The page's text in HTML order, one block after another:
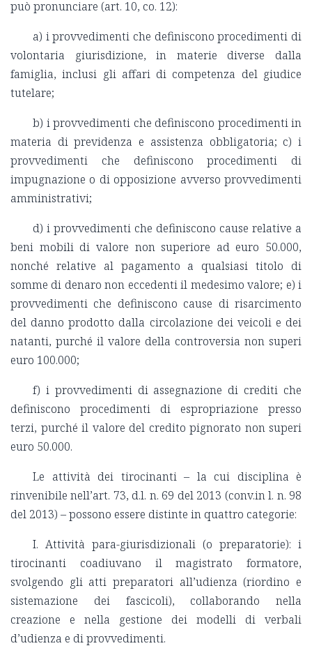
può pronunciare (art. 10, co. 12):
a) i provvedimenti che definiscono procedimenti di
volontaria giurisdizione, in materie diverse dalla
famiglia, inclusi gli affari di competenza del giudice
tutelare;
b) i provvedimenti che definiscono procedimenti in
materia di previdenza e assistenza obbligatoria; c) i
provvedimenti che definiscono procedimenti di
impugnazione o di opposizione avverso provvedimenti
amministrativi;
d) i provvedimenti che definiscono cause relative a
beni mobili di valore non superiore ad euro 50.000,
nonché relative al pagamento a qualsiasi titolo di
somme di denaro non eccedenti il medesimo valore; e) i
provvedimenti che definiscono cause di risarcimento
del danno prodotto dalla circolazione dei veicoli e dei
natanti, purché il valore della controversia non superi
euro 100.000;
f) i provvedimenti di assegnazione di crediti che
definiscono procedimenti di espropriazione presso
terzi, purché il valore del credito pignorato non superi
euro 50.000.
Le attività dei tirocinanti – la cui disciplina è
rinvenibile nell’art. 73, d.l. n. 69 del 2013 (conv.in l. n. 98
del 2013) – possono essere distinte in quattro categorie:
I. Attività para-giurisdizionali (o preparatorie): i
tirocinanti coadiuvano il magistrato formatore,
svolgendo gli atti preparatori all’udienza (riordino e
sistemazione dei fascicoli), collaborando nella
creazione e nella gestione dei modelli di verbali
d’udienza e di provvedimenti.